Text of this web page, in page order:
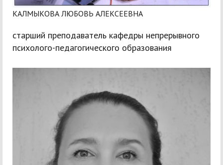
КАЛМЫКОВА ЛЮБОВЬ АЛЕКСЕЕВНА
старший преподаватель кафедры непрерывного
психолого-педагогического образования